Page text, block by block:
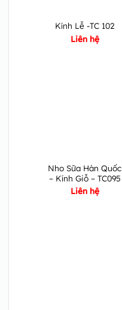
Kính Lễ -TC 102
Liên hệ
Nho Sữa Hàn Quốc
– Kính Giỗ – TC095
Liên hệ